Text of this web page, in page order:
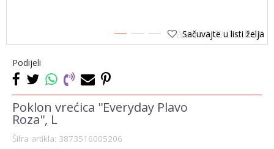
1 2 3 Sačuvajte u listi želja
Podijeli
Poklon vrećica ''Everyday Plavo
Roza'', L
Šifra artikla: 3873516005206